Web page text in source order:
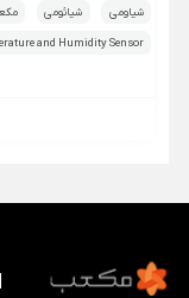
شیاومی شیائومی
and Humidity Sensor